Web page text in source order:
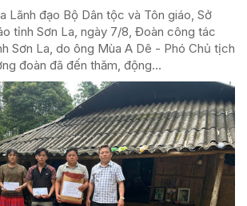
Lãnh đạo Bộ Dân tộc và Tôn giáo, Sở
tỉnh Sơn La, ngày 7/8, Đoàn công tác
Sơn La, do ông Mùa A Dê - Phó Chủ tịch
đoàn đã đến thăm, động...